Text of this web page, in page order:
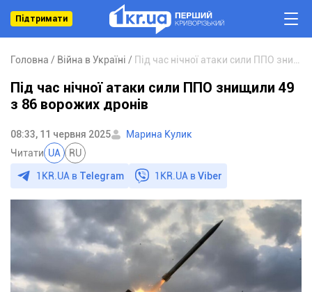
Підтримати
Головна Війна в Україні
Під час нічної атаки сили ППО знищили 49
з 86 ворожих дронів
08:33, 11 червня 2025
Марина Кулик
Читати UA RU
1KR.UA в Telegram 1KR.UA вViber